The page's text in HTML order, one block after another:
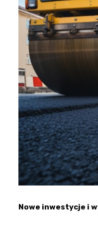
Nowe inwestycje i